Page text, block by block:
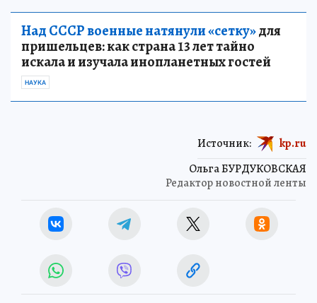
Над СССР военные натянули «сетку»для
пришельцев: как страна 13 лет тайно
искала и изучала инопланетных гостей
НАУКА
Ольга БУРДУКОВСКАЯ
Редактор новостной ленты
Источник: kp.ru